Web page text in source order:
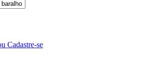
Cadastre-se